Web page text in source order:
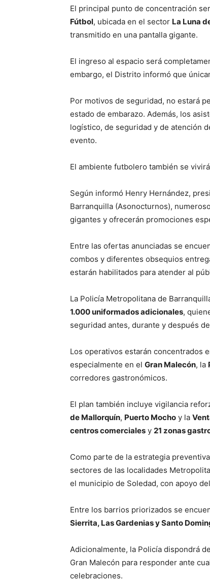
El principal punto de concentración
Fútbol, ubicada en el sector La Luna
transmitido en una pantalla gigante.
El ingreso al espacio será
embargo, el Distrito informó que
Por motivos de seguridad, no estará
estado de embarazo. Además, los
logístico, de seguridad y de atención
evento.
El ambiente futbolero también se
Según informó Henry Hernández,
Barranquilla (Asonocturnos),
gigantes y ofrecerán promociones
Entre las ofertas anunciadas se
combos y diferentes obsequios
estarán habilitados para atender al
La Policía Metropolitana de
1.000 uniformados adicionales,
seguridad antes, durante y después
Los operativos estarán concentrados
especialmente en el Gran Malecón, la
corredores gastronómicos.
El plan también incluye vigilancia
de Mallorquín, Puerto Mocho y la
centros comerciales y 21 zonas
Como parte de la estrategia
sectores de las localidades
el municipio de Soledad, con apoyo
Entre los barrios priorizados se
Sierrita, Las Gardenias y Santo
Adicionalmente, la Policía dispondrá de
Gran Malecón para responder ante
celebraciones.